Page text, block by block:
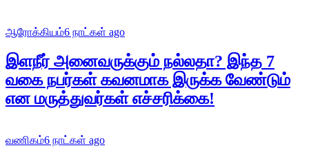
ஆரோக்கியம்6 நாட்கள் ago
இளநீர் அனைவருக்கும் நல்லதா? இந்த 7
வகை நபர்கள் கவனமாக இருக்க வேண்டும்
என மருத்துவர்கள் எச்சரிக்கை!
வணிகம்6 நாட்கள் ago